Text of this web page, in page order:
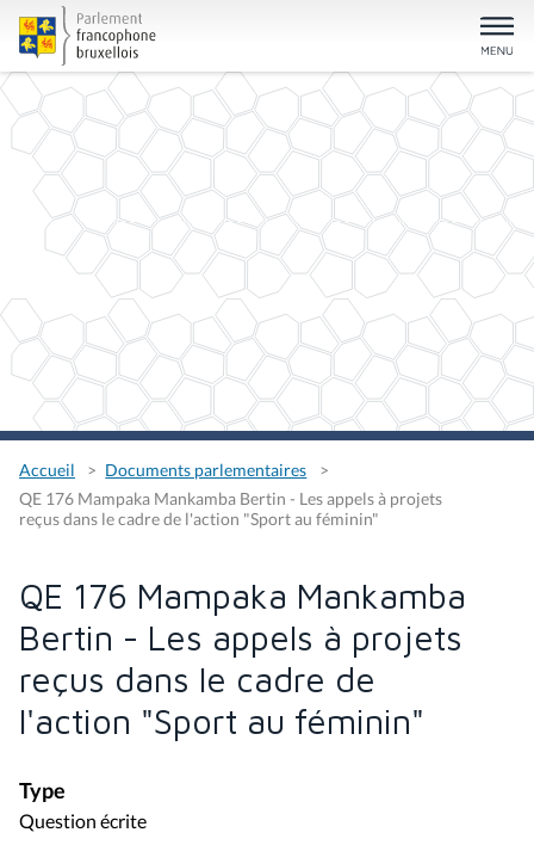
Accueil
Documents parlementaires
QE 176 Mampaka Mankamba Bertin - Les appels à projets
reçus dans le cadre de l'action "Sport au féminin"
QE 176 Mampaka Mankamba
Bertin - Les appels à projets
reçus dans le cadre de
l'action "Sport au féminin"
Type
Question écrite